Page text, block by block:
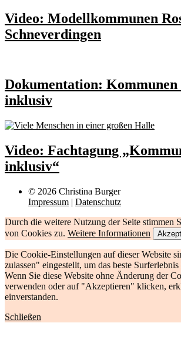
Video: Modellkommunen
Schneverdingen
Dokumentation: Kommunen
inklusiv
Video: Fachtagung
inklusiv“
© 2026 Christina Burger
Impressum | Datenschutz
Durch die weitere Nutzung der Seite stimmen
von Cookies zu. Weitere Informationen
Die Cookie-Einstellungen auf dieser Website
zulassen" eingestellt, um das beste
Wenn Sie diese Website ohne Änderung der
verwenden oder auf "Akzeptieren" klicken,
einverstanden.
Schließen